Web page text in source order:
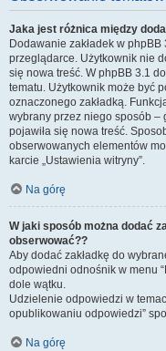
Jaka jest różnica między
Dodawanie zakładek w
przeglądarce. Użytkownik nie
się nowa treść. W phpBB 3.1
tematu. Użytkownik może być
oznaczonego zakładką.
wybrany przez niego sposób –
pojawiła się nowa treść.
obserwowanych elementów
karcie „Ustawienia witryny”.
Na górę
W jaki sposób można dodać
obserwować??
Aby dodać zakładkę do
odpowiedni odnośnik w menu
dole wątku.
Udzielenie odpowiedzi w
opublikowaniu odpowiedzi”
Na górę